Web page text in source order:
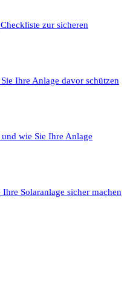
zur sicheren
Ihre Anlage davor schützen
wie Sie Ihre Anlage
Solaranlage sicher machen